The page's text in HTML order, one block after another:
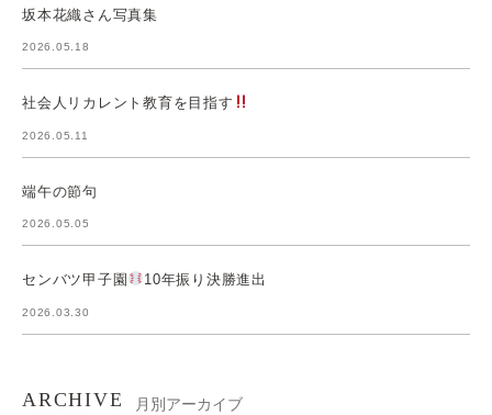
坂本花織さん写真集
2026.05.18
社会人リカレント教育を目指す
2026.05.11
端午の節句
2026.05.05
センバツ甲子園 10年振り決勝進出
2026.03.30
ARCHIVE 月別アーカイブ